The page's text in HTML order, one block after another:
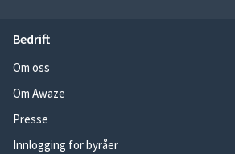
Bedrift
Om oss
Om Awaze
Presse
Innlogging for byråer